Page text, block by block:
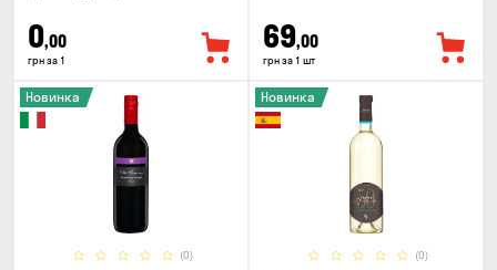
0,00
грн за 1
69,00
грн за 1 шт
(0)
Новинка
(0)
Новинка